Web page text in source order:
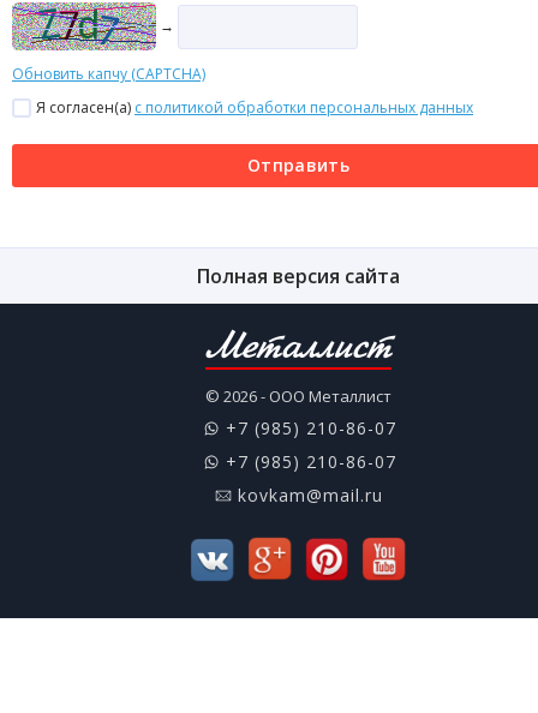
→
Обновить капчу (CAPTCHA)
Я согласен(a) с политикой обработки персональных данных
Отправить
Полная версия сайта
Металлист
© 2026 - ООО Металлист
+7 (985) 210-86-07
+7 (985) 210-86-07
kovkam@mail.ru